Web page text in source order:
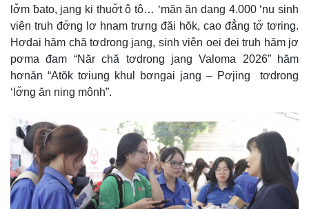
lơ̆m ƀato, jang ki thuơ̆t ô tô… ‘măn ăn dang 4.000 ‘nu sinh
viên truh đơ̆ng lơ hnam trưng đăi hŏk, cao đẳng tơ̆ tơring.
Hơdai hăm chă tơdrong jang, sinh viên oei đei truh hăm jơ
pơma đam “Năr chă tơdrong jang Valoma 2026” hăm
hơnăn “Atŏk tơiung khul bơngai jang – Pơjing tơdrong
‘lơ̆ng ăn ning mônh”.